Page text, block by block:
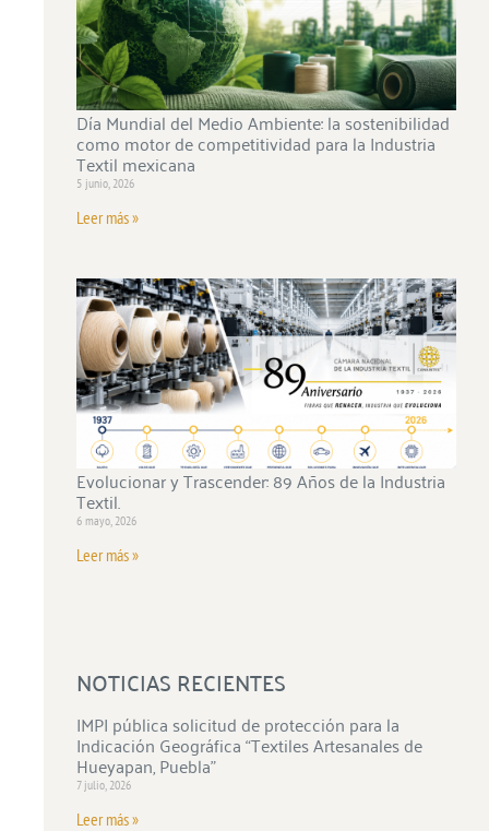
Día Mundial del Medio Ambiente: la sostenibilidad
como motor de competitividad para la Industria
Textil mexicana
5 junio, 2026
Leer más »
Evolucionar y Trascender: 89 Años de la Industria
Textil.
6 mayo, 2026
Leer más »
NOTICIAS RECIENTES
IMPI pública solicitud de protección para la
Indicación Geográfica “Textiles Artesanales de
Hueyapan, Puebla”
7 julio, 2026
Leer más »